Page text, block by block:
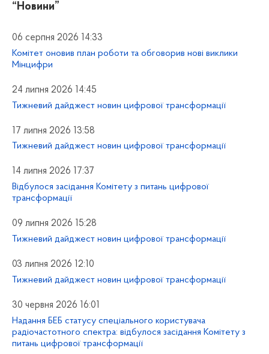
“Новини”
06 серпня 2026 14:33
Комітет оновив план роботи та обговорив нові виклики
Мінцифри
24 липня 2026 14:45
Тижневий дайджест новин цифрової трансформації
17 липня 2026 13:58
Тижневий дайджест новин цифрової трансформації
14 липня 2026 17:37
Відбулося засідання Комітету з питань цифрової
трансформації
09 липня 2026 15:28
Тижневий дайджест новин цифрової трансформації
03 липня 2026 12:10
Тижневий дайджест новин цифрової трансформації
30 червня 2026 16:01
Надання БЕБ статусу спеціального користувача
радіочастотного спектра: відбулося засідання Комітету з
питань цифрової трансформації